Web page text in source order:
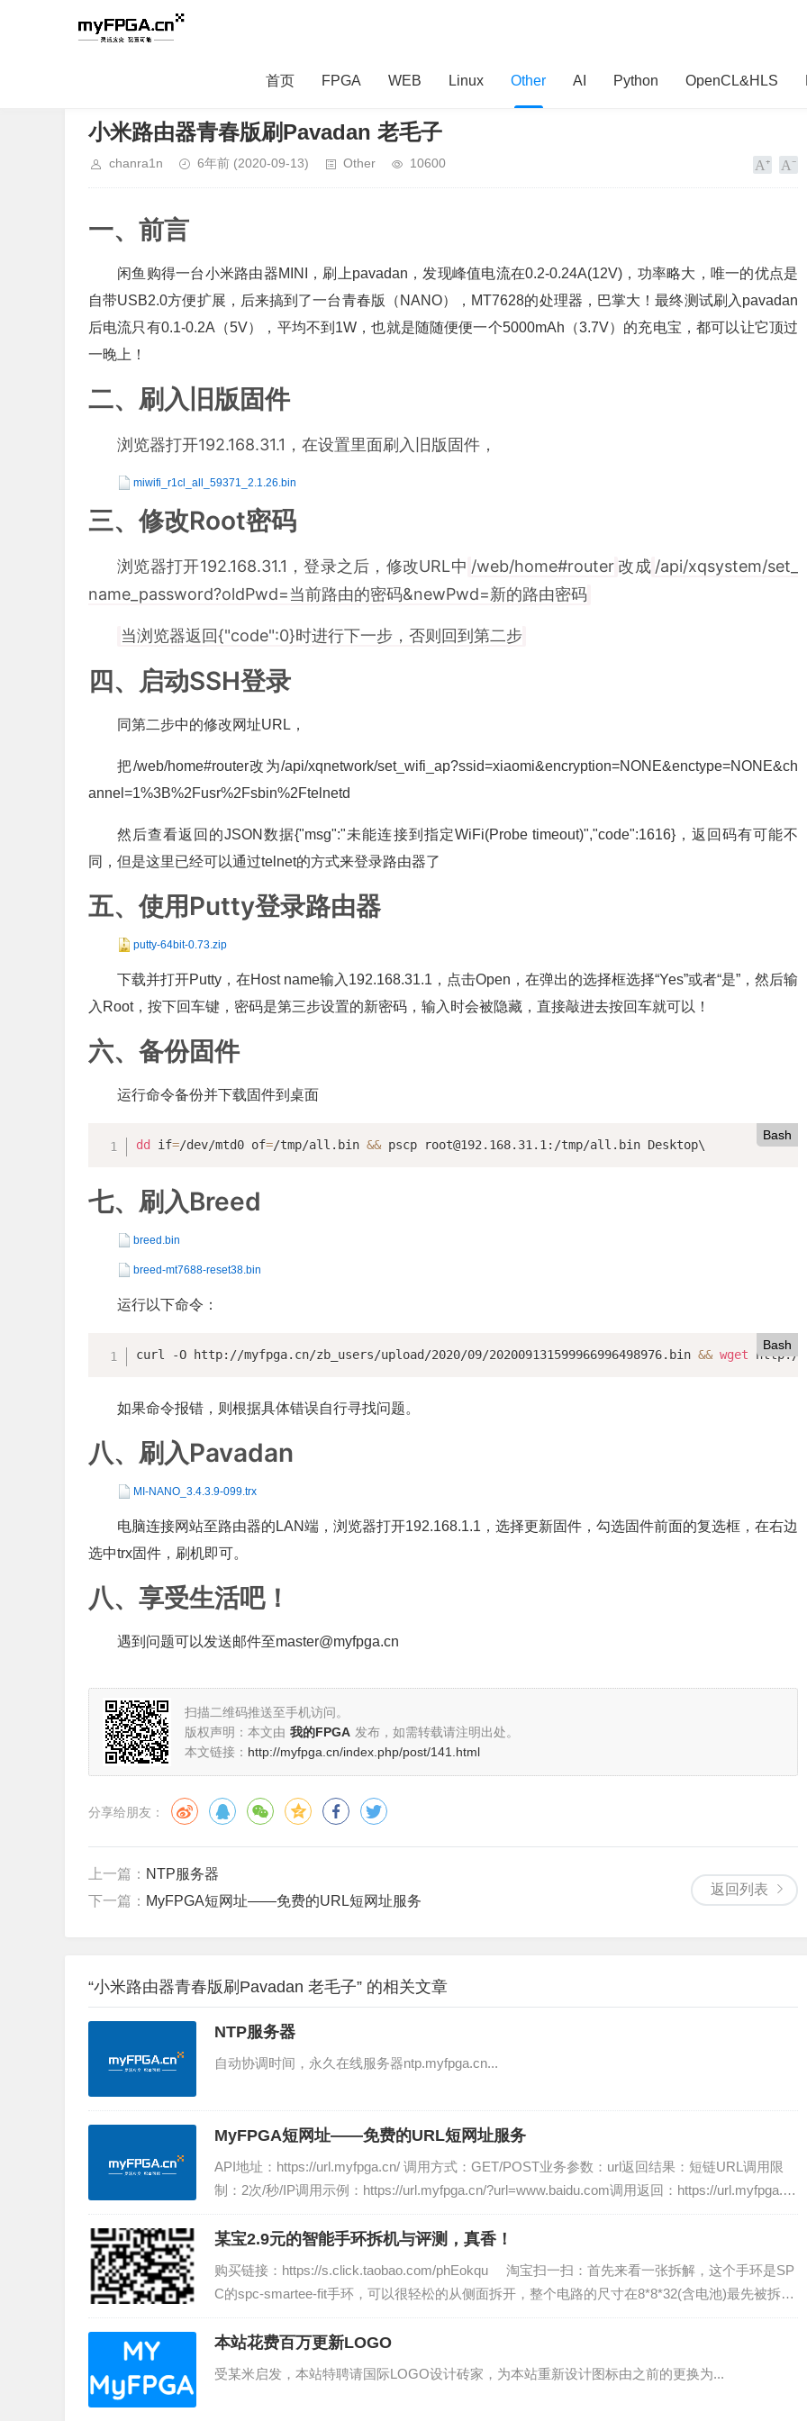
首页 FPGA WEB Linux Other AI Python OpenCL&HLS
小米路由器青春版刷Pavadan 老毛子
chanra1n 6年前 (2020-09-13) Other 10600
一、前言
闲鱼购得一台小米路由器MINI，刷上pavadan，发现峰值电流在0.2-0.24A(12V)，功率略大，唯一的优点是
自带USB2.0方便扩展，后来搞到了一台青春版（NANO），MT7628的处理器，巴掌大！最终测试刷入pavadan
后电流只有0.1-0.2A（5V），平均不到1W，也就是随随便便一个5000mAh（3.7V）的充电宝，都可以让它顶过
一晚上！
二、刷入旧版固件
浏览器打开192.168.31.1，在设置里面刷入旧版固件，
miwifi_r1cl_all_59371_2.1.26.bin
三、修改Root密码
浏览器打开192.168.31.1，登录之后，修改URL中 /web/home#router改成 /api/xqsystem/set_
name_password?oldPwd=当前路由的密码&newPwd=新的路由密码
当浏览器返回{"code":0}时进行下一步，否则回到第二步
四、启动SSH登录
同第二步中的修改网址URL，
把/web/home#router改为/api/xqnetwork/set_wifi_ap?ssid=xiaomi&encryption=NONE&enctype=NONE&ch
annel=1%3B%2Fusr%2Fsbin%2Ftelnetd
然后查看返回的JSON数据{"msg":"未能连接到指定WiFi(Probe timeout)","code":1616}，返回码有可能不
同，但是这里已经可以通过telnet的方式来登录路由器了
五、使用Putty登录路由器
putty-64bit-0.73.zip
下载并打开Putty，在Host name输入192.168.31.1，点击Open，在弹出的选择框选择“Yes”或者“是”，然后输
入Root，按下回车键，密码是第三步设置的新密码，输入时会被隐藏，直接敲进去按回车就可以！
六、备份固件
运行命令备份并下载固件到桌面
Bash
dd if=/dev/mtd0 of=/tmp/all.bin && pscp root@192.168.31.1:/tmp/all.bin Desktop\
七、刷入Breed
breed.bin
breed-mt7688-reset38.bin
运行以下命令：
Bash
curl -O http://myfpga.cn/zb_users/upload/2020/09/202009131599966996498976.bin && wget http://
如果命令报错，则根据具体错误自行寻找问题。
八、刷入Pavadan
MI-NANO_3.4.3.9-099.trx
电脑连接网站至路由器的LAN端，浏览器打开192.168.1.1，选择更新固件，勾选固件前面的复选框，在右边
选中trx固件，刷机即可。
八、享受生活吧！
遇到问题可以发送邮件至master@myfpga.cn
扫描二维码推送至手机访问。
版权声明：本文由 我的FPGA 发布，如需转载请注明出处。
本文链接： http://myfpga.cn/index.php/post/141.html
分享给朋友：
返回列表
上一篇： NTP服务器
下一篇： MyFPGA短网址——免费的URL短网址服务
“小米路由器青春版刷Pavadan 老毛子” 的相关文章
NTP服务器
自动协调时间，永久在线服务器ntp.myfpga.cn...
MyFPGA短网址——免费的URL短网址服务
API地址：https://url.myfpga.cn/ 调用方式：GET/POST业务参数：url返回结果：短链URL调用限
制：2次/秒/IP调用示例：https://url.myfpga.cn/?url=www.baidu.com调用返回：https://url.myfpga.c
n/e3k...
某宝2.9元的智能手环拆机与评测，真香！
购买链接：https://s.click.taobao.com/phEokqu 淘宝扫一扫：首先来看一张拆解，这个手环是SP
C的spc-smartee-fit手环，可以很轻松的从侧面拆开，整个电路的尺寸在8*8*32(含电池)最先被拆下
的是蓝牙和单片机的SOC，...
本站花费百万更新LOGO
受某米启发，本站特聘请国际LOGO设计砖家，为本站重新设计图标由之前的更换为...